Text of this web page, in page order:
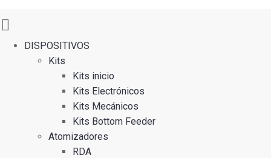
DISPOSITIVOS
Kits
Kits inicio
Kits Electrónicos
Kits Mecánicos
Kits Bottom Feeder
Atomizadores
RDA